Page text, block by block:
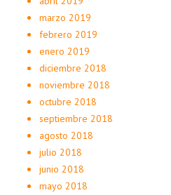
marzo 2019
febrero 2019
enero 2019
diciembre 2018
noviembre 2018
octubre 2018
septiembre 2018
agosto 2018
julio 2018
junio 2018
mayo 2018